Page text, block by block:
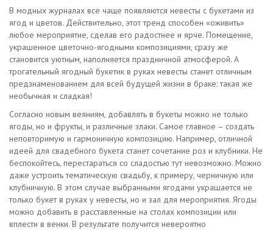
В модных журналах все чаще появляются невесты с букетами из
ягод и цветов. Действительно, этот тренд способен «оживить»
любое мероприятие, сделав его радостнее и ярче. Помещение,
украшенное цветочно-ягодными композициями, сразу же
становится уютным, наполняется праздничной атмосферой. А
трогательный ягодный букетик в руках невесты станет отличным
предзнаменованием для всей будущей жизни в браке: такая же
необычная и сладкая!
Согласно новым веяниям, добавлять в букеты можно не только
ягоды, но и фрукты, и различные злаки. Самое главное – создать
неповторимую и гармоничную композицию. Например, отличной
идеей для свадебного букета станет сочетание роз и клубники. Не
беспокойтесь, перестараться со сладостью тут невозможно. Можно
даже устроить тематическую свадьбу, к примеру, черничную или
клубничную. В этом случае выбранными ягодами украшается не
только букет в руках у невесты, но и зал для мероприятия. Ягоды
можно добавить в расставленные на столах композиции или
вплести в венки. В результате получится невероятно